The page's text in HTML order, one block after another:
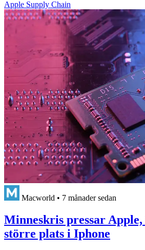
Apple Supply Chain
Macworld • 7 månader sedan
Minneskris pressar Apple,
större plats i Iphone